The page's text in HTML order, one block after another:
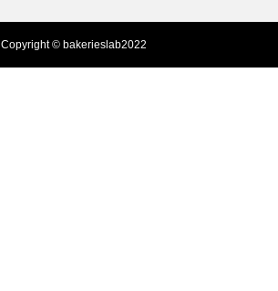
Copyright © bakerieslab2022